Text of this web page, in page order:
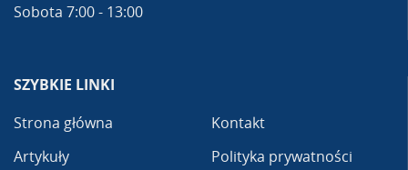
Sobota 7:00 - 13:00
SZYBKIE LINKI
Strona główna
Artykuły
Kontakt
Polityka prywatności